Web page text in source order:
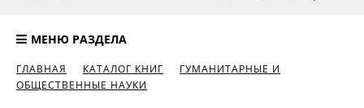
МЕНЮ РАЗДЕЛА
ГЛАВНАЯ КАТАЛОГ КНИГ
ГУМАНИТАРНЫЕ И
ОБЩЕСТВЕННЫЕ НАУКИ